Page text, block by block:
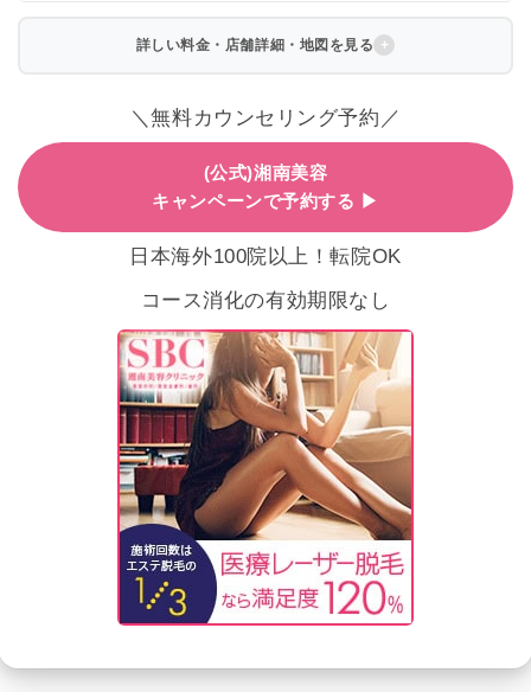
詳しい料金・店舗詳細・地図を見る
＼無料カウンセリング予約／
(公式)湘南美容
キャンペーンで予約する ▶
日本海外100院以上！転院OK
コース消化の有効期限なし